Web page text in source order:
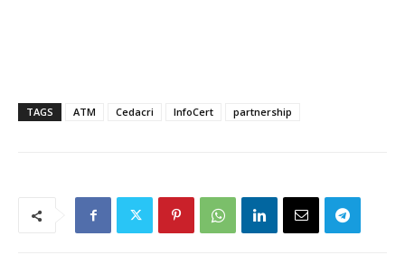
TAGS ATM Cedacri InfoCert partnership